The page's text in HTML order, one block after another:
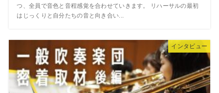
つ、全員で音色と音程感覚を合わせていきます。 リハーサルの最初
はじっくりと自分たちの音と向き合い...
インタビュー